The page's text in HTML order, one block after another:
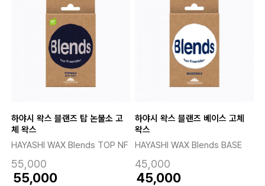
하야시 왁스 블랜즈 탑 논불소 고
체 왁스
HAYASHI WAX Blends TOP NF
55,000
55,000
하야시 왁스 블랜즈 베이스 고체
왁스
HAYASHI WAX Blends BASE
45,000
45,000